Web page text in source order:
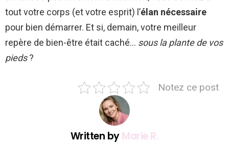
tout votre corps (et votre esprit) l’élan nécessaire
pour bien démarrer. Et si, demain, votre meilleur
repère de bien-être était caché… sous la plante de vos
pieds?
Notez ce post
Written byMarie R.